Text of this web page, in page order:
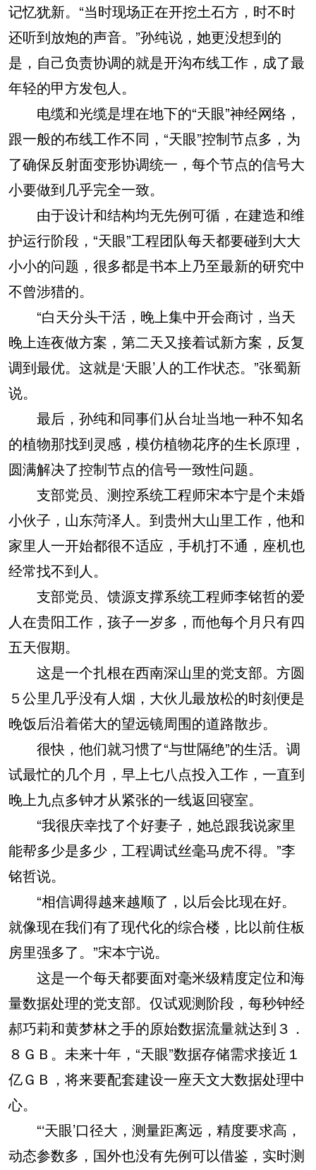
记忆犹新。“当时现场正在开挖土石方，时不时
还听到放炮的声音。”孙纯说，她更没想到的
是，自己负责协调的就是开沟布线工作，成了最
年轻的甲方发包人。
电缆和光缆是埋在地下的“天眼”神经网络，
跟一般的布线工作不同，“天眼”控制节点多，为
了确保反射面变形协调统一，每个节点的信号大
小要做到几乎完全一致。
由于设计和结构均无先例可循，在建造和维
护运行阶段，“天眼”工程团队每天都要碰到大大
小小的问题，很多都是书本上乃至最新的研究中
不曾涉猎的。
“白天分头干活，晚上集中开会商讨，当天
晚上连夜做方案，第二天又接着试新方案，反复
调到最优。这就是‘天眼’人的工作状态。”张蜀新
说。
最后，孙纯和同事们从台址当地一种不知名
的植物那找到灵感，模仿植物花序的生长原理，
圆满解决了控制节点的信号一致性问题。
支部党员、测控系统工程师宋本宁是个未婚
小伙子，山东菏泽人。到贵州大山里工作，他和
家里人一开始都很不适应，手机打不通，座机也
经常找不到人。
支部党员、馈源支撑系统工程师李铭哲的爱
人在贵阳工作，孩子一岁多，而他每个月只有四
五天假期。
这是一个扎根在西南深山里的党支部。方圆
５公里几乎没有人烟，大伙儿最放松的时刻便是
晚饭后沿着偌大的望远镜周围的道路散步。
很快，他们就习惯了“与世隔绝”的生活。调
试最忙的几个月，早上七八点投入工作，一直到
晚上九点多钟才从紧张的一线返回寝室。
“我很庆幸找了个好妻子，她总跟我说家里
能帮多少是多少，工程调试丝毫马虎不得。”李
铭哲说。
“相信调得越来越顺了，以后会比现在好。
就像现在我们有了现代化的综合楼，比以前住板
房里强多了。”宋本宁说。
这是一个每天都要面对毫米级精度定位和海
量数据处理的党支部。仅试观测阶段，每秒钟经
郝巧莉和黄梦林之手的原始数据流量就达到３．
８ＧＢ。未来十年，“天眼”数据存储需求接近１
亿ＧＢ，将来要配套建设一座天文大数据处理中
心。
“‘天眼’口径大，测量距离远，精度要求高，
动态参数多，国外也没有先例可以借鉴，实时测